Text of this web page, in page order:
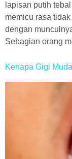
lapisan putih
memicu rasa
dengan
Sebagian orang
Kenapa Gigi